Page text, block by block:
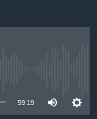
59:19